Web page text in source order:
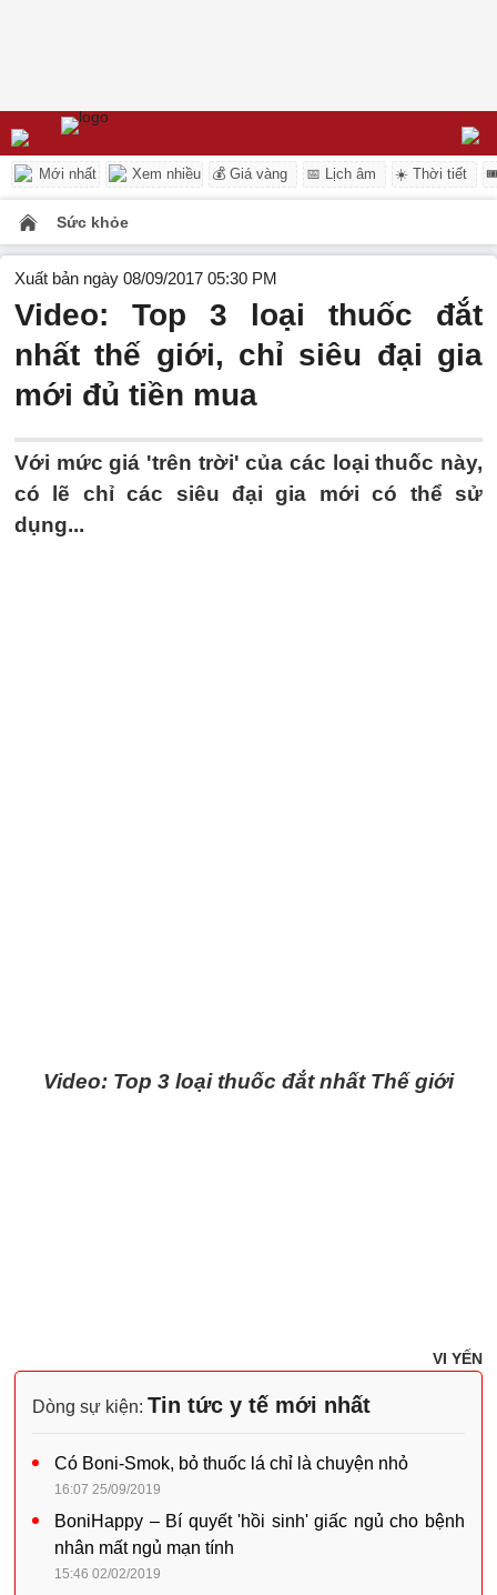
Mới nhất Xem nhiều 💰 Giá vàng 📅 Lịch âm ☀️ Thời tiết
Sức khỏe
Xuất bản ngày 08/09/2017 05:30 PM
Video: Top 3 loại thuốc đắt
nhất thế giới, chỉ siêu đại gia
mới đủ tiền mua
Với mức giá 'trên trời' của các loại thuốc này,
có lẽ chỉ các siêu đại gia mới có thể sử
dụng...
Video: Top 3 loại thuốc đắt nhất Thế giới
VI YẾN
Dòng sự kiện: Tin tức y tế mới nhất
Có Boni-Smok, bỏ thuốc lá chỉ là chuyện nhỏ
16:07 25/09/2019
BoniHappy – Bí quyết 'hồi sinh' giấc ngủ cho bệnh
nhân mất ngủ mạn tính
15:46 02/02/2019